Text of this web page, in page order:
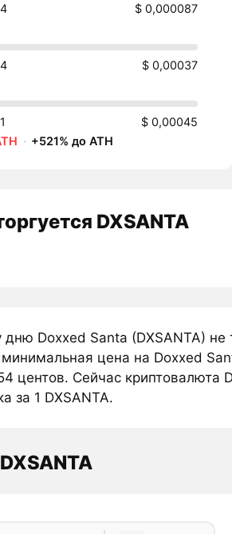
$ 0,000087
$ 0,00037
$ 0,00045
· +521% до ATH
DXSANTA
Doxxed Santa (DXSANTA)
цена на Doxxed
центов. Сейчас криптовалюта
за 1 DXSANTA.